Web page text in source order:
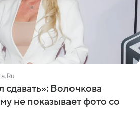
сдавать»: Волочкова
не показывает фото со